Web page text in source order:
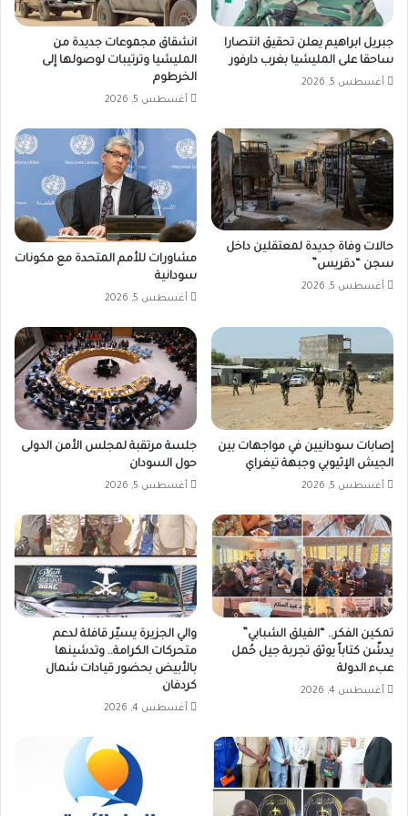
جبريل ابراهيم يعلن تحقيق انتصارا
ساحقا على المليشيا بغرب دارفور
أغسطس 5, 2026
انشقاق مجموعات جديدة من
المليشيا وترتيبات لوصولها إلى
الخرطوم
أغسطس 5, 2026
حالات وفاة جديدة لمعتقلين داخل
سجن “دقريس”
أغسطس 5, 2026
مشاورات للأمم المتحدة مع مكونات
سودانية
أغسطس 5, 2026
إصابات سودانيين في مواجهات بين
الجيش الإثيوبي وجبهة تيغراي
أغسطس 5, 2026
جلسة مرتقبة لمجلس الأمن الدولى
حول السودان
أغسطس 5, 2026
تمكين الفكر.. “الفيلق الشبابي”
يدشّن كتاباً يوثق تجربة جيل حُمل
عبء الدولة
أغسطس 4, 2026
والي الجزيرة يسيّر قافلة لدعم
متحركات الكرامة.. وتدشينها
بالأبيض بحضور قيادات شمال
كردفان
أغسطس 4, 2026